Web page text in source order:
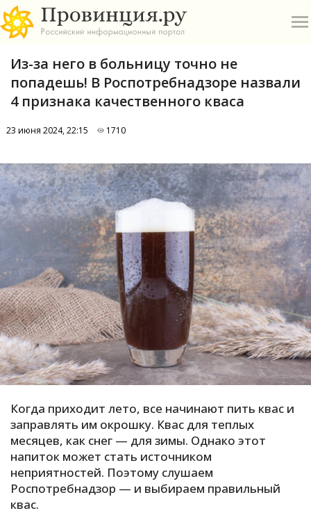
А
Б
В
Е
К
П
Р
С
Т
Из-за него в больницу точно не
попадешь! В Роспотребнадзоре назвали
4 признака качественного кваса
23 июня 2024, 22:15 1710
Когда приходит лето, все начинают пить квас и
заправлять им окрошку. Квас для теплых
месяцев, как снег — для зимы. Однако этот
напиток может стать источником
неприятностей. Поэтому слушаем
Роспотребнадзор — и выбираем правильный
квас.